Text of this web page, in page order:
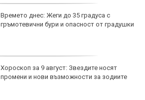
Времето днес: Жеги до 35 градуса с
гръмотевични бури и опасност от градушки
Хороскоп за 9 август: Звездите носят
промени и нови възможности за зодиите